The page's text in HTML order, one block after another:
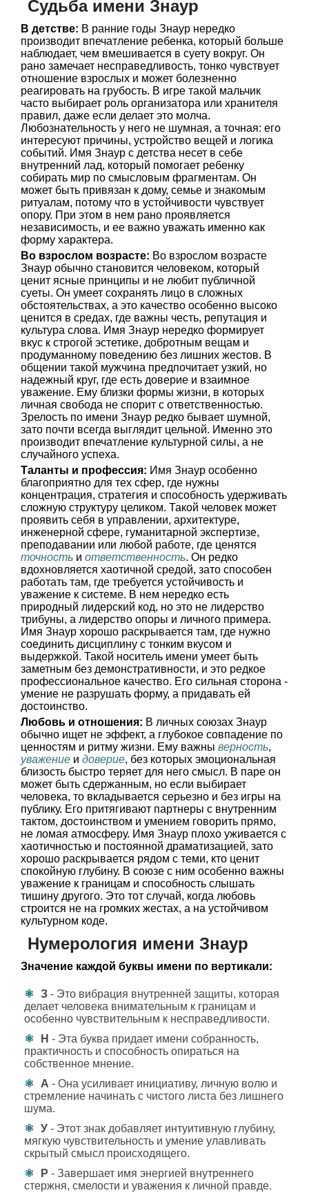
Судьба имени Знаур
В детстве: В ранние годы Знаур нередко
производит впечатление ребенка, который больше
наблюдает, чем вмешивается в суету вокруг. Он
рано замечает несправедливость, тонко чувствует
отношение взрослых и может болезненно
реагировать на грубость. В игре такой мальчик
часто выбирает роль организатора или хранителя
правил, даже если делает это молча.
Любознательность у него не шумная, а точная: его
интересуют причины, устройство вещей и логика
событий. Имя Знаур с детства несет в себе
внутренний лад, который помогает ребенку
собирать мир по смысловым фрагментам. Он
может быть привязан к дому, семье и знакомым
ритуалам, потому что в устойчивости чувствует
опору. При этом в нем рано проявляется
независимость, и ее важно уважать именно как
форму характера.
Во взрослом возрасте: Во взрослом возрасте
Знаур обычно становится человеком, который
ценит ясные принципы и не любит публичной
суеты. Он умеет сохранять лицо в сложных
обстоятельствах, а это качество особенно высоко
ценится в средах, где важны честь, репутация и
культура слова. Имя Знаур нередко формирует
вкус к строгой эстетике, добротным вещам и
продуманному поведению без лишних жестов. В
общении такой мужчина предпочитает узкий, но
надежный круг, где есть доверие и взаимное
уважение. Ему близки формы жизни, в которых
личная свобода не спорит с ответственностью.
Зрелость по имени Знаур редко бывает шумной,
зато почти всегда выглядит цельной. Именно это
производит впечатление культурной силы, а не
случайного успеха.
Таланты и профессия: Имя Знаур особенно
благоприятно для тех сфер, где нужны
концентрация, стратегия и способность удерживать
сложную структуру целиком. Такой человек может
проявить себя в управлении, архитектуре,
инженерной сфере, гуманитарной экспертизе,
преподавании или любой работе, где ценятся
точность и ответственность. Он редко
вдохновляется хаотичной средой, зато способен
работать там, где требуется устойчивость и
уважение к системе. В нем нередко есть
природный лидерский код, но это не лидерство
трибуны, а лидерство опоры и личного примера.
Имя Знаур хорошо раскрывается там, где нужно
соединить дисциплину с тонким вкусом и
выдержкой. Такой носитель имени умеет быть
заметным без демонстративности, и это редкое
профессиональное качество. Его сильная сторона -
умение не разрушать форму, а придавать ей
достоинство.
Любовь и отношения: В личных союзах Знаур
обычно ищет не эффект, а глубокое совпадение по
ценностям и ритму жизни. Ему важны верность,
уважение и доверие, без которых эмоциональная
близость быстро теряет для него смысл. В паре он
может быть сдержанным, но если выбирает
человека, то вкладывается серьезно и без игры на
публику. Его притягивают партнеры с внутренним
тактом, достоинством и умением говорить прямо,
не ломая атмосферу. Имя Знаур плохо уживается с
хаотичностью и постоянной драматизацией, зато
хорошо раскрывается рядом с теми, кто ценит
спокойную глубину. В союзе с ним особенно важны
уважение к границам и способность слышать
тишину другого. Это тот случай, когда любовь
строится не на громких жестах, а на устойчивом
культурном коде.
Нумерология имени Знаур
Значение каждой буквы имени по вертикали:
З - Это вибрация внутренней защиты, которая
делает человека внимательным к границам и
особенно чувствительным к несправедливости.
Н - Эта буква придает имени собранность,
практичность и способность опираться на
собственное мнение.
А - Она усиливает инициативу, личную волю и
стремление начинать с чистого листа без лишнего
шума.
У - Этот знак добавляет интуитивную глубину,
мягкую чувствительность и умение улавливать
скрытый смысл происходящего.
Р - Завершает имя энергией внутреннего
стержня, смелости и уважения к личной правде.